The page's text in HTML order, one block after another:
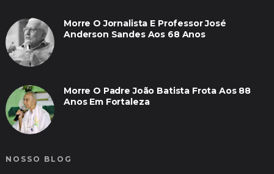
Morre O Jornalista E Professor José
Anderson Sandes Aos 68 Anos
Morre O Padre João Batista Frota Aos 88
Anos Em Fortaleza
NOSSO BLOG